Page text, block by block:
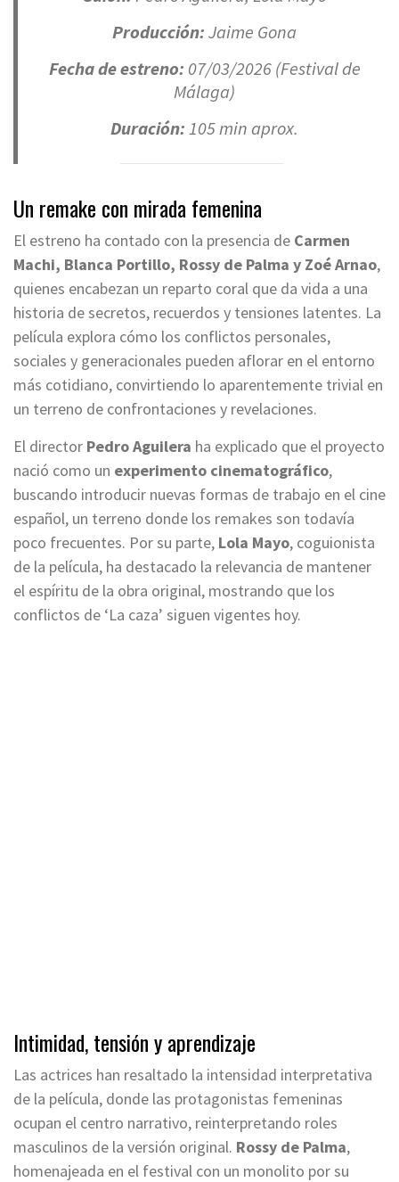
Producción:Jaime Gona
Fecha de estreno: 07/03/2026 (Festival de
Málaga)
Duración:105 min aprox.
Un remake con mirada femenina
El estreno ha contado con la presencia de Carmen
Machi, Blanca Portillo, Rossy de Palma y Zoé Arnao,
quienes encabezan un reparto coral que da vida a una
historia de secretos, recuerdos y tensiones latentes. La
película explora cómo los conflictos personales,
sociales y generacionales pueden aflorar en el entorno
más cotidiano, convirtiendo lo aparentemente trivial en
un terreno de confrontaciones y revelaciones.
El director Pedro Aguilera ha explicado que el proyecto
nació como un experimento cinematográfico,
buscando introducir nuevas formas de trabajo en el cine
español, un terreno donde los remakes son todavía
poco frecuentes. Por su parte, Lola Mayo, coguionista
de la película, ha destacado la relevancia de mantener
el espíritu de la obra original, mostrando que los
conflictos de ‘La caza’ siguen vigentes hoy.
Intimidad, tensión y aprendizaje
Las actrices han resaltado la intensidad interpretativa
de la película, donde las protagonistas femeninas
ocupan el centro narrativo, reinterpretando roles
masculinos de la versión original. Rossy de Palma,
homenajeada en el festival con un monolito por su